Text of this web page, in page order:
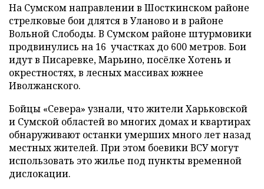
На Сумском направлении в Шосткинском районе
стрелковые бои длятся в Уланово и в районе
Вольной Слободы. В Сумском районе штурмовики
продвинулись на 16 участках до 600 метров. Бои
идут в Писаревке, Марьино, посёлке Хотень и
окрестностях, в лесных массивах южнее
Иволжанского.
Бойцы «Севера» узнали, что жители Харьковской
и Сумской областей во многих домах и квартирах
обнаруживают останки умерших много лет назад
местных жителей. При этом боевики ВСУ могут
использовать это жилье под пункты временной
дислокации.